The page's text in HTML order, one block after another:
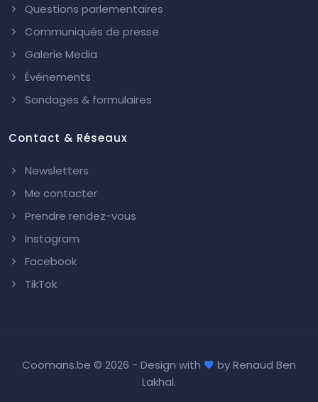
Questions parlementaires
Communiqués de presse
Galerie Media
Événements
Sondages & formulaires
Contact & Réseaux
Newsletters
Me contacter
Prendre rendez-vous
Instagram
Facebook
TikTok
Coomans.be © 2026 - Design with byRenaud Ben
Lakhal.